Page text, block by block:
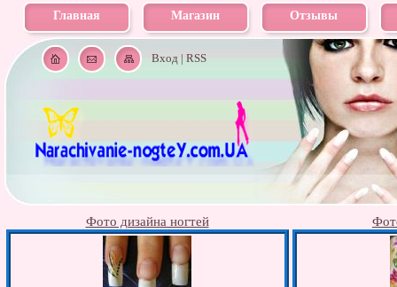
Главная Магазин Отзывы
Вход| RSS
Фото дизайна ногтей